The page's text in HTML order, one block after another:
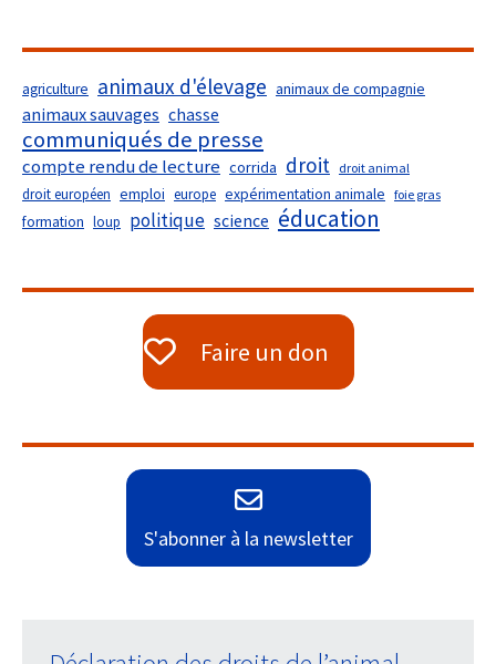
agriculture animaux d'élevage animaux de compagnie
animaux sauvages chasse
communiqués de presse
compte rendu de lecture corrida droit droit animal
droit européen emploi europe expérimentation animale foie gras
formation loup politique science éducation
Faire un don
S'abonner à la newsletter